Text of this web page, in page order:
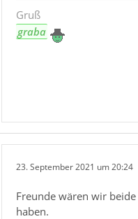
Gruß
graba
23. September 2021 um 20:24
Freunde wären wir
haben.